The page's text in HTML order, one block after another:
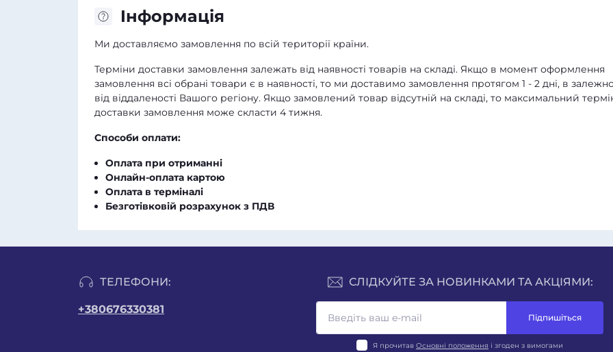
Iнформація
Ми доставляємо замовлення по всій території країни.
Терміни доставки замовлення залежать від наявності товарів на складі. Якщо в момент оформлення
замовлення всі обрані товари є в наявності, то ми доставимо замовлення протягом 1 - 2 дні, в
від віддаленості Вашого регіону. Якщо замовлений товар відсутній на складі, то максимальний
доставки замовлення може скласти 4 тижня.
Способи оплати:
Оплата при отриманні
Онлайн-оплата картою
Оплата в терміналі
Безготівковій розрахунок з ПДВ
ТЕЛЕФОНИ:
+380676330381
СЛІДКУЙТЕ ЗА НОВИНКАМИ ТА АКЦІЯМИ:
Підпишіться
Я прочитав Основні положення і згоден з вимогами